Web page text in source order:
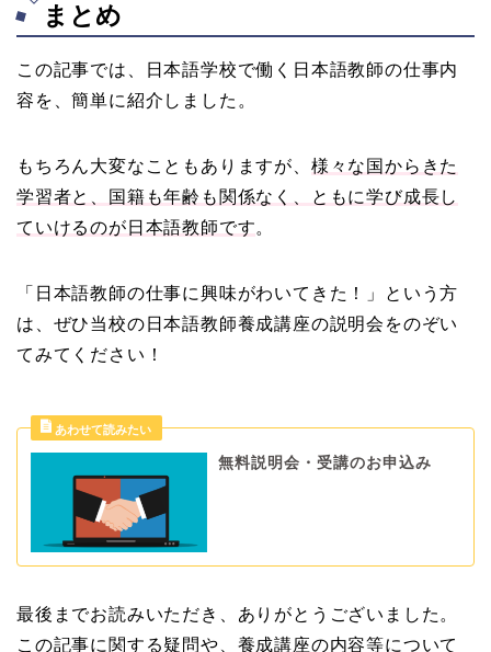
まとめ
この記事では、日本語学校で働く日本語教師の仕事内
容を、簡単に紹介しました。
もちろん大変なこともありますが、 様々な国からきた
学習者と、国籍も年齢も関係なく、ともに学び成長し
ていけるのが日本語教師です。
「日本語教師の仕事に興味がわいてきた！」という方
は、ぜひ当校の日本語教師養成講座の説明会をのぞい
てみてください！
無料説明会・受講のお申込み
最後までお読みいただき、ありがとうございました。
この記事に関する疑問や、養成講座の内容等について